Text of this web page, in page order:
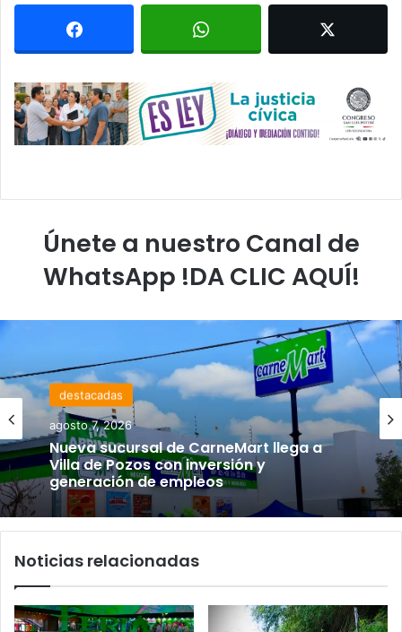
Únete a nuestro Canal de
WhatsApp !DA CLIC AQUÍ!
destacadas
agosto 7, 2026
Nueva sucursal de CarneMart llega a
Villa de Pozos con inversión y
generación de empleos
Noticias relacionadas